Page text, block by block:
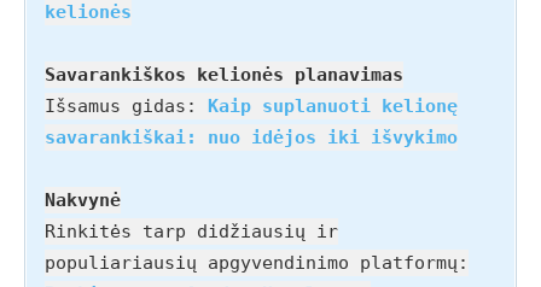
kelionės
Savarankiškos kelionės planavimas
Išsamus gidas: Kaip suplanuoti kelionę
savarankiškai: nuo idėjos iki išvykimo
Nakvynė
Rinkitės tarp didžiausių ir
populiariausių apgyvendinimo platformų: